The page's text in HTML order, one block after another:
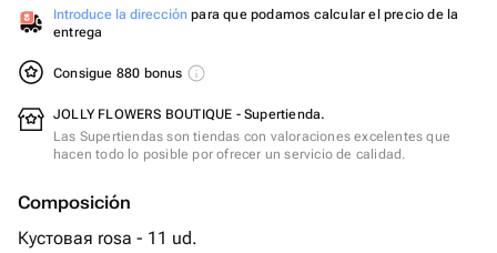
Introduce la dirección para que podamos calcular el precio de la
entrega
Consigue 880 bonus
JOLLY FLOWERS BOUTIQUE - Supertienda.
Las Supertiendas son tiendas con valoraciones excelentes que
hacen todo lo posible por ofrecer un servicio de calidad.
Composición
Кустовая rosa - 11 ud.